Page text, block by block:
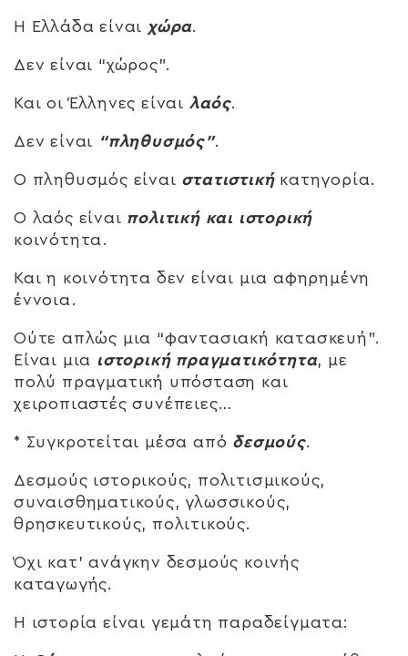
Η Ελλάδα είναι χώρα.
Δεν είναι “χώρος”.
Και οι Έλληνες είναι λαός.
Δεν είναι “πληθυσμός”.
Ο πληθυσμός είναι στατιστικήκατηγορία.
Ο λαός είναι πολιτική και ιστορική
κοινότητα.
Και η κοινότητα δεν είναι μια αφηρημένη
έννοια.
Ούτε απλώς μια “φαντασιακή κατασκευή”.
Είναι μια ιστορική πραγματικότητα, με
πολύ πραγματική υπόσταση και
χειροπιαστές συνέπειες…
* Συγκροτείται μέσα από δεσμούς.
Δεσμούς ιστορικούς, πολιτισμικούς,
συναισθηματικούς, γλωσσικούς,
θρησκευτικούς, πολιτικούς.
Όχι κατ’ ανάγκην δεσμούς κοινής
καταγωγής.
Η ιστορία είναι γεμάτη παραδείγματα: